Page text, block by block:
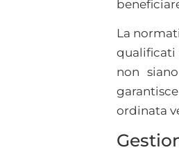
La
qualificati
non
garantisce
ordinata